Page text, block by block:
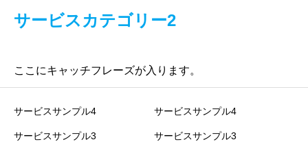
サービスカテゴリー2
ここにキャッチフレーズが入ります。
サービスサンプル4 サービスサンプル4
サービスサンプル3 サービスサンプル3